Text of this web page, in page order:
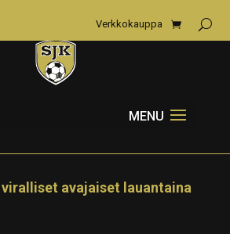
Verkkokauppa
viralliset avajaiset lauantaina